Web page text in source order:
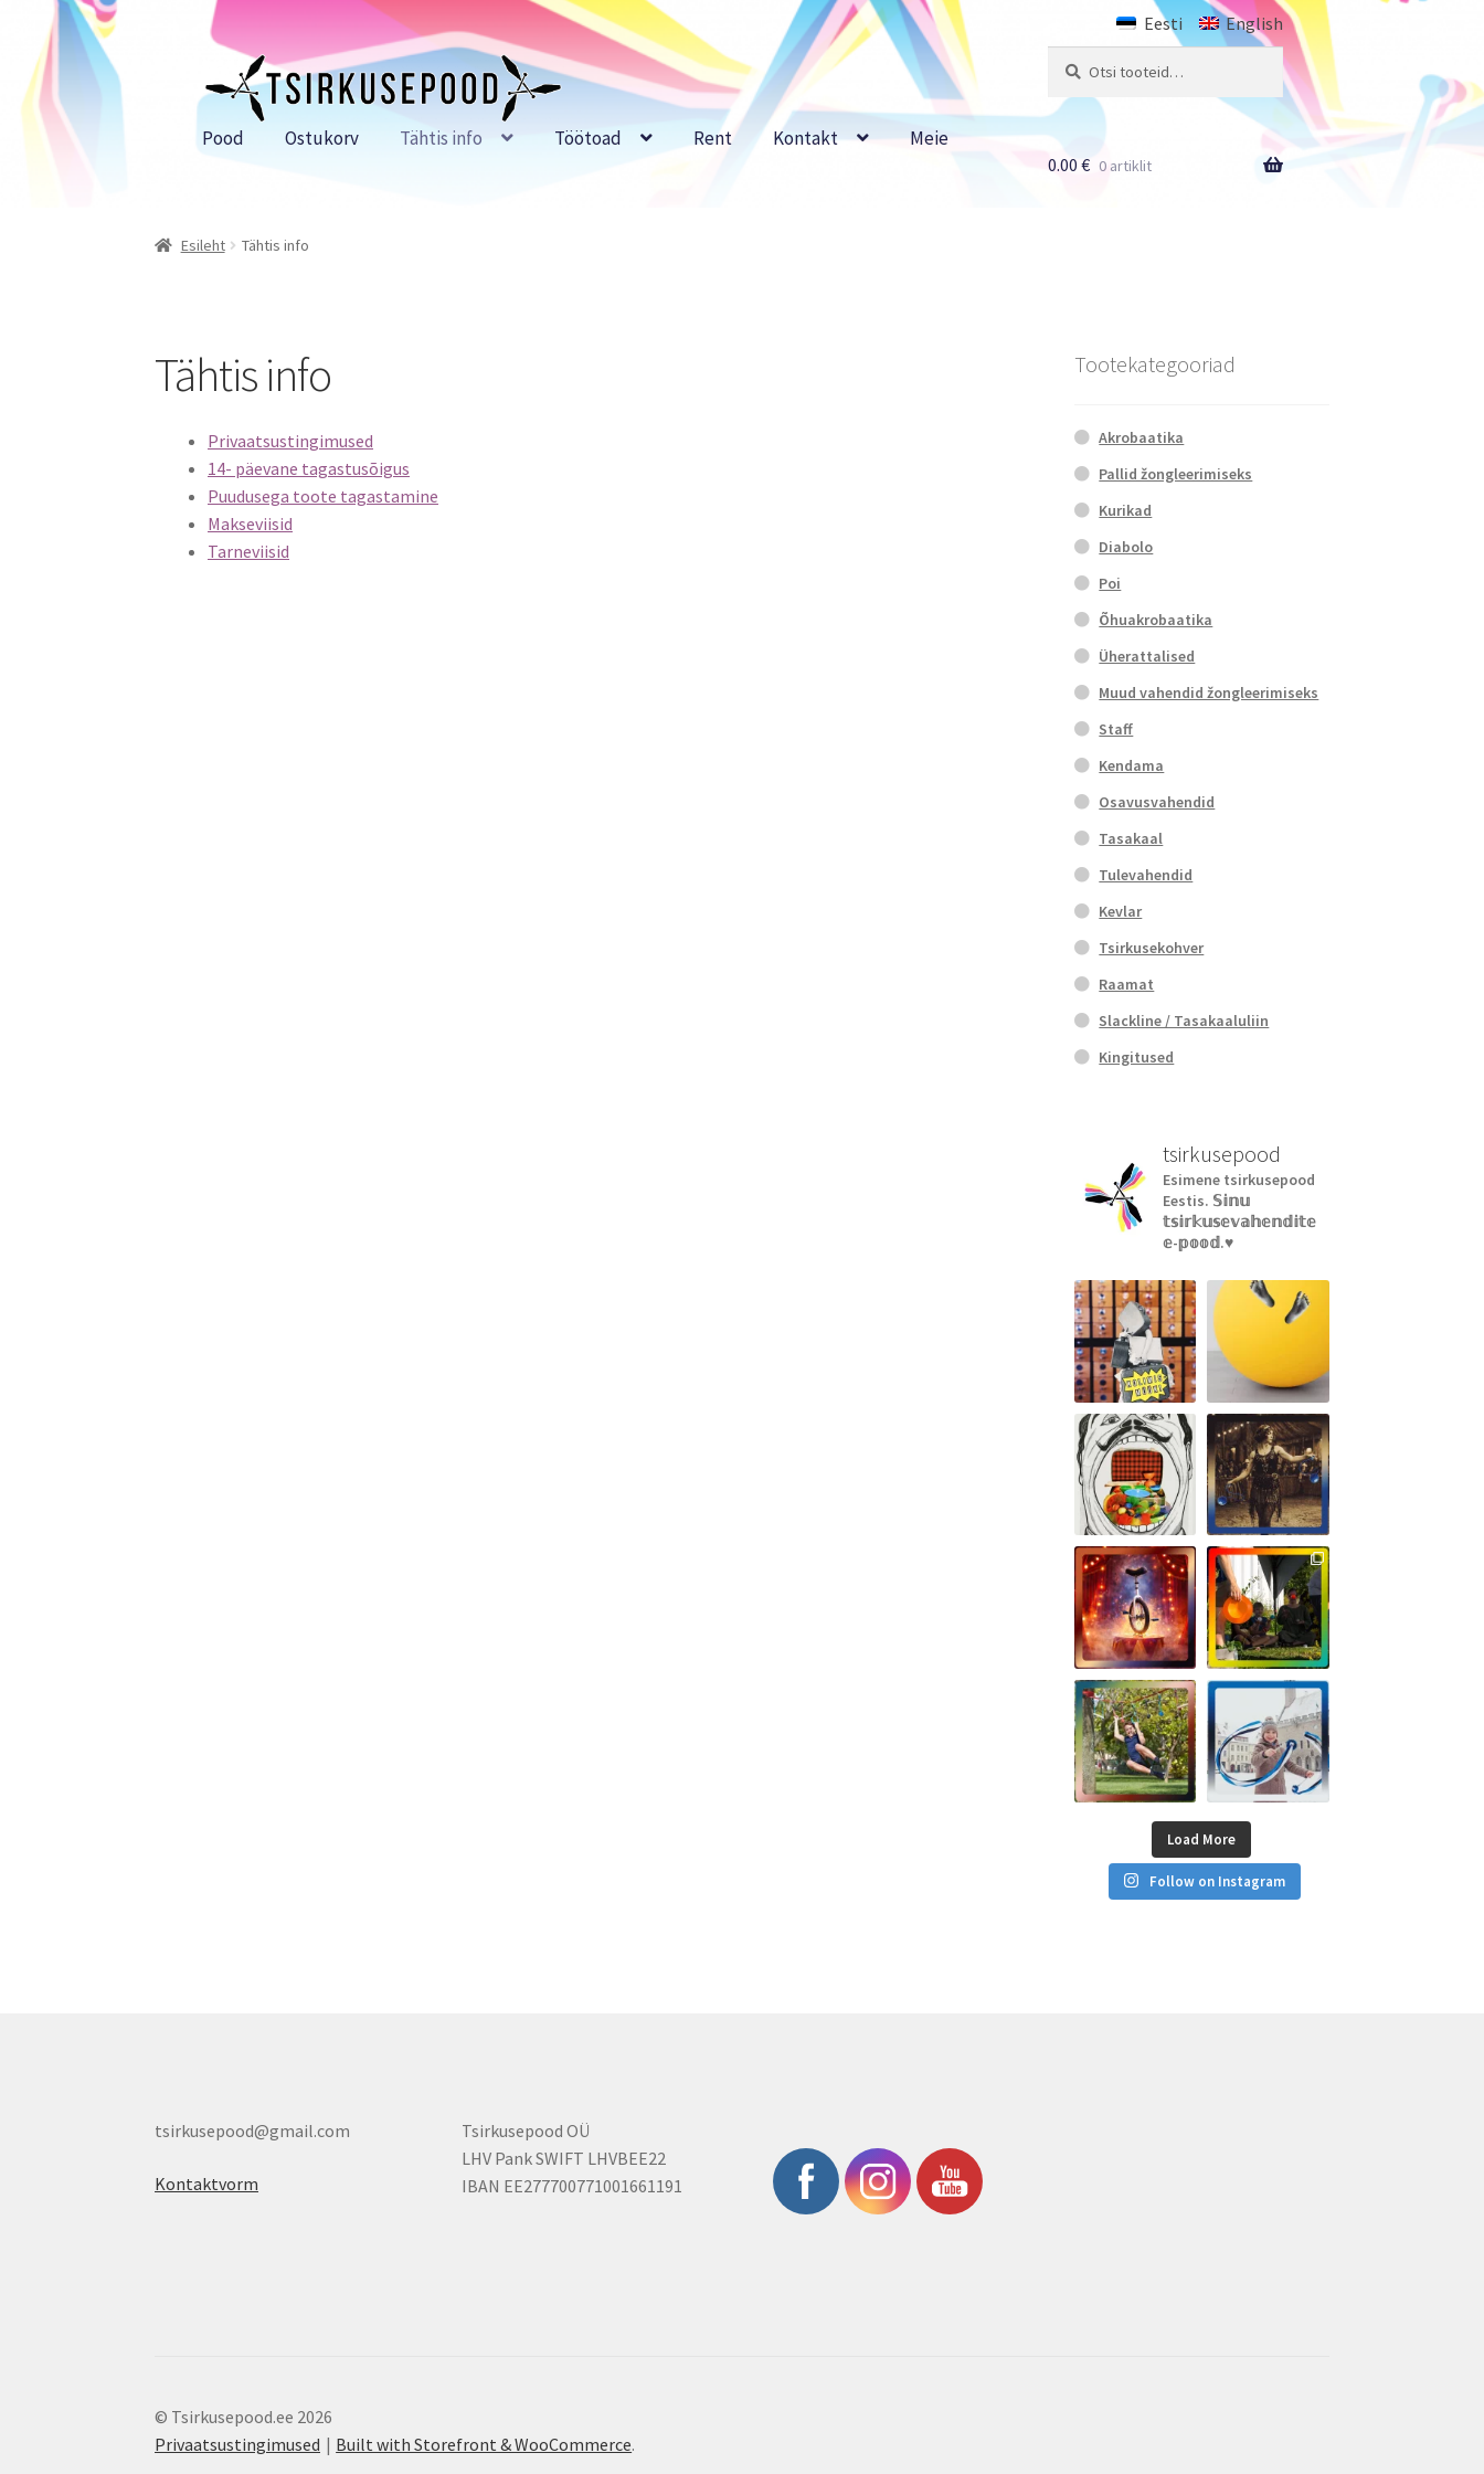
Liigu
navigeerimisele
Liigu
sisu
Eesti English
Pood Ostukorv Tähtis info Töötoad Rent Kontakt Meie
0.00€ 0 artiklit
Esileht Tähtis info
Tähtis info
Privaatsustingimused
14- päevane tagastusõigus
Puudusega toote tagastamine
Makseviisid
Tarneviisid
Tootekategooriad
Akrobaatika
Pallid žongleerimiseks
Kurikad
Diabolo
Poi
Õhuakrobaatika
Üherattalised
Muud vahendid žongleerimiseks
Staff
Kendama
Osavusvahendid
Tasakaal
Tulevahendid
Kevlar
Tsirkusekohver
Raamat
Slackline / Tasakaaluliin
Kingitused
tsirkusepood
Esimene tsirkusepood
Eestis. 𝕊𝕚𝕟𝕦
𝕥𝕤𝕚𝕣𝕜𝕦𝕤𝕖𝕧𝕒𝕙𝕖𝕟𝕕𝕚𝕥𝕖
𝕖-𝕡𝕠𝕠𝕕.♥︎
Load More
Follow on Instagram
tsirkusepood@gmail.com
Kontaktvorm
Tsirkusepood OÜ
LHV Pank SWIFT LHVBEE22
IBAN EE277700771001661191
© Tsirkusepood.ee 2026
Privaatsustingimused
Built with Storefront & WooCommerce.